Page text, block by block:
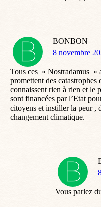
BONBON
dit
8 novembre
Tous ces » Nostradamus »
promettent des
connaissent rien à rien et le
sont financées par l’Etat
citoyens et instiller la peur ,
changement climatique.
Vous parlez